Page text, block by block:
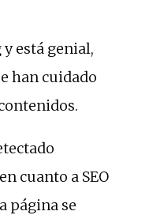
está genial,
han cuidado
cuanto a SEO
página se